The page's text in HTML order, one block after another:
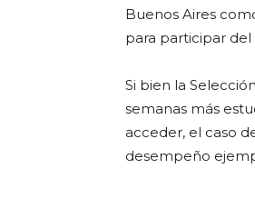
Buenos Aires
para participar del
Si bien la
semanas más
acceder, el caso
desempeño